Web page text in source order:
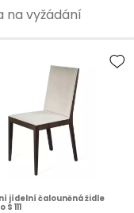
na vyžádání
jídelní čalouněná židle
111